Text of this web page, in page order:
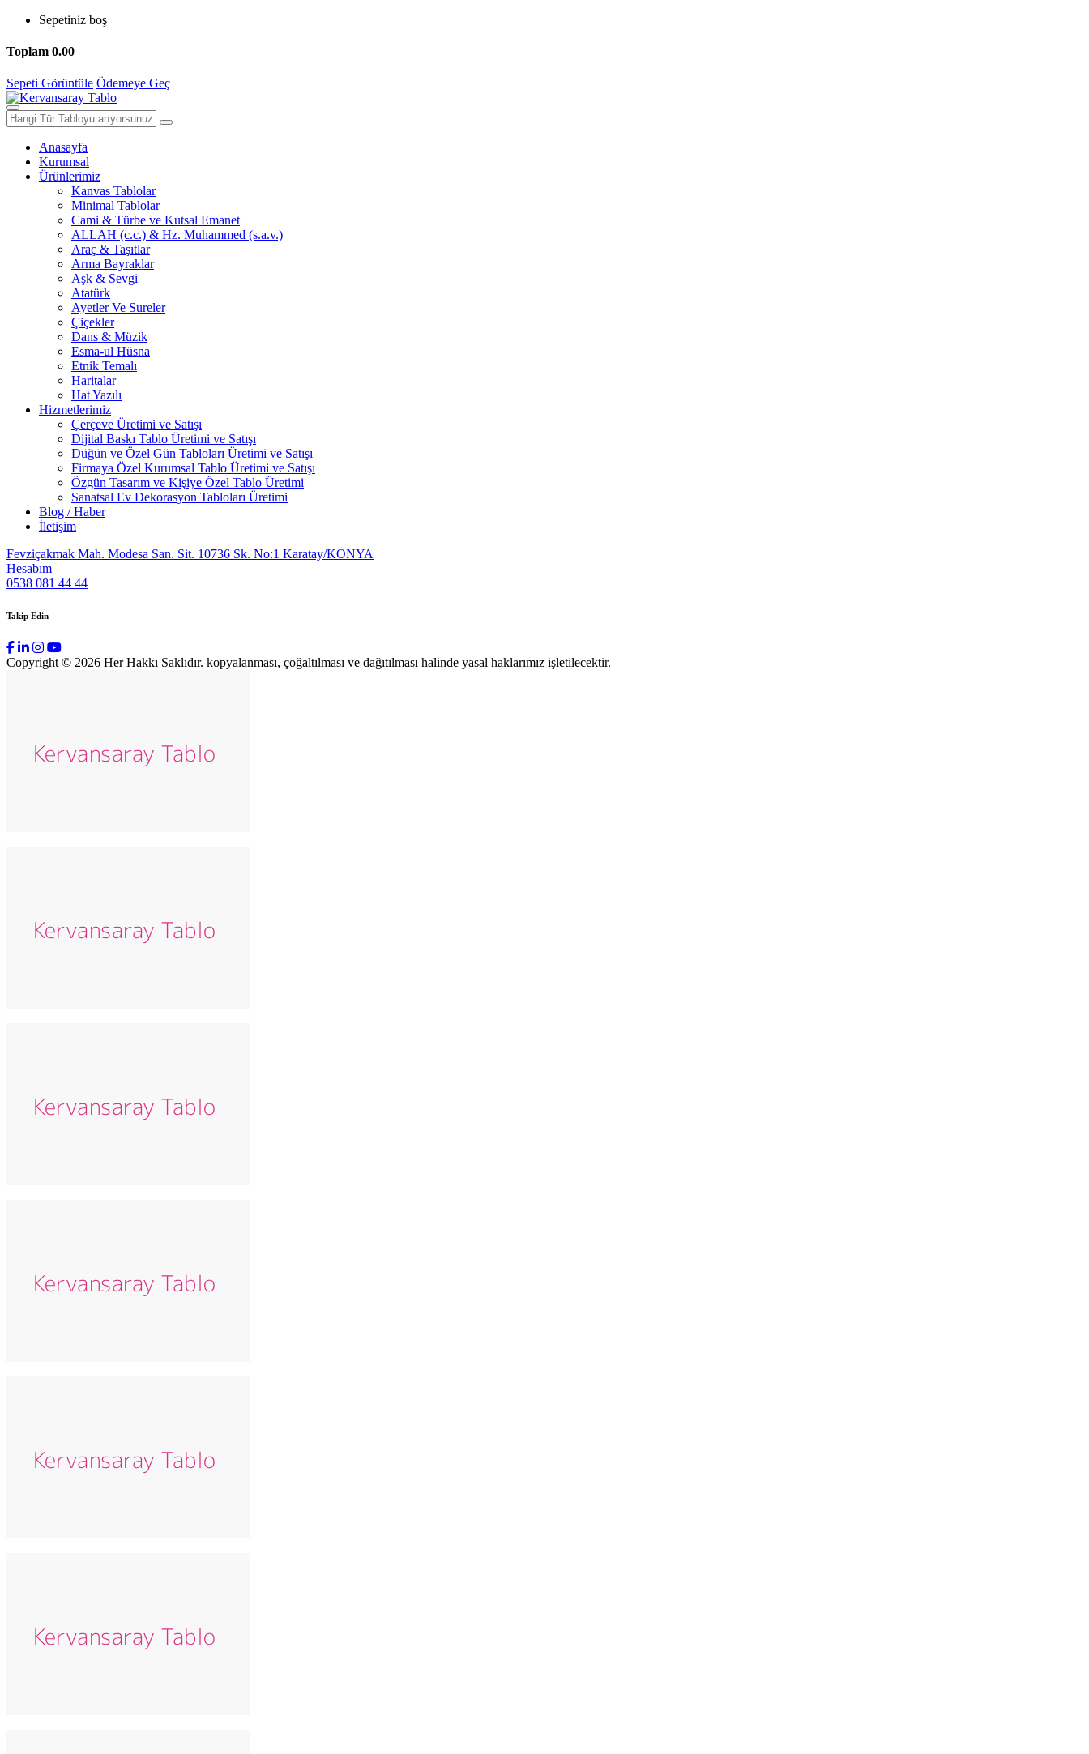
Sepetiniz boş
Toplam 0.00
Sepeti Görüntüle Ödemeye Geç
Anasayfa
Kurumsal
Ürünlerimiz
Kanvas Tablolar
Minimal Tablolar
Cami & Türbe ve Kutsal Emanet
ALLAH (c.c.) & Hz. Muhammed (s.a.v.)
Araç & Taşıtlar
Arma Bayraklar
Aşk & Sevgi
Atatürk
Ayetler Ve Sureler
Çiçekler
Dans & Müzik
Esma-ul Hüsna
Etnik Temalı
Haritalar
Hat Yazılı
Hizmetlerimiz
Çerçeve Üretimi ve Satışı
Dijital Baskı Tablo Üretimi ve Satışı
Düğün ve Özel Gün Tabloları Üretimi ve Satışı
Firmaya Özel Kurumsal Tablo Üretimi ve Satışı
Özgün Tasarım ve Kişiye Özel Tablo Üretimi
Sanatsal Ev Dekorasyon Tabloları Üretimi
Blog / Haber
İletişim
Fevziçakmak Mah. Modesa San. Sit. 10736 Sk. No:1 Karatay/KONYA
Hesabım
0538 081 44 44
Takip Edin
Copyright © 2026 Her Hakkı Saklıdır. kopyalanması, çoğaltılması ve dağıtılması halinde yasal haklarımız işletilecektir.